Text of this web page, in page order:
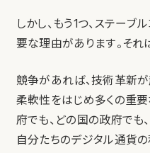
しかし、もう1つ、ステー
要な理由があります。それ
競争があれば、技術革新
柔軟性をはじめ多くの重要
府でも、どの国の政府でも
自分たちのデジタル通貨